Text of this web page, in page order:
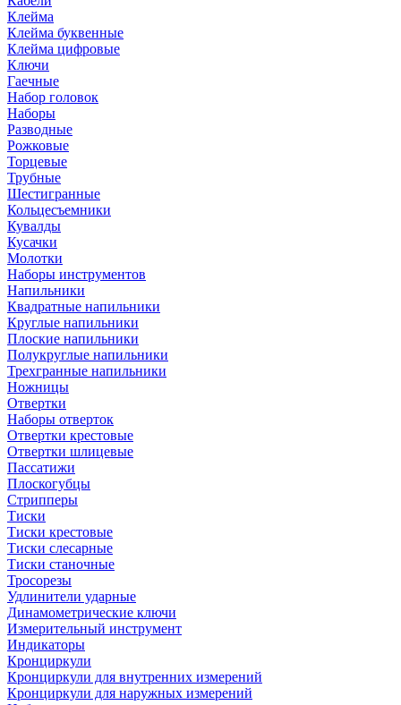
Клейма
Клейма буквенные
Клейма цифровые
Ключи
Гаечные
Набор головок
Наборы
Разводные
Рожковые
Торцевые
Трубные
Шестигранные
Кольцесъемники
Кувалды
Кусачки
Молотки
Наборы инструментов
Напильники
Квадратные напильники
Круглые напильники
Плоские напильники
Полукруглые напильники
Трехгранные напильники
Ножницы
Отвертки
Наборы отверток
Отвертки крестовые
Отвертки шлицевые
Пассатижи
Плоскогубцы
Стрипперы
Тиски
Тиски крестовые
Тиски слесарные
Тиски станочные
Тросорезы
Удлинители ударные
Динамометрические ключи
Измерительный инструмент
Индикаторы
Кронциркули
Кронциркули для внутренних измерений
Кронциркули для наружных измерений